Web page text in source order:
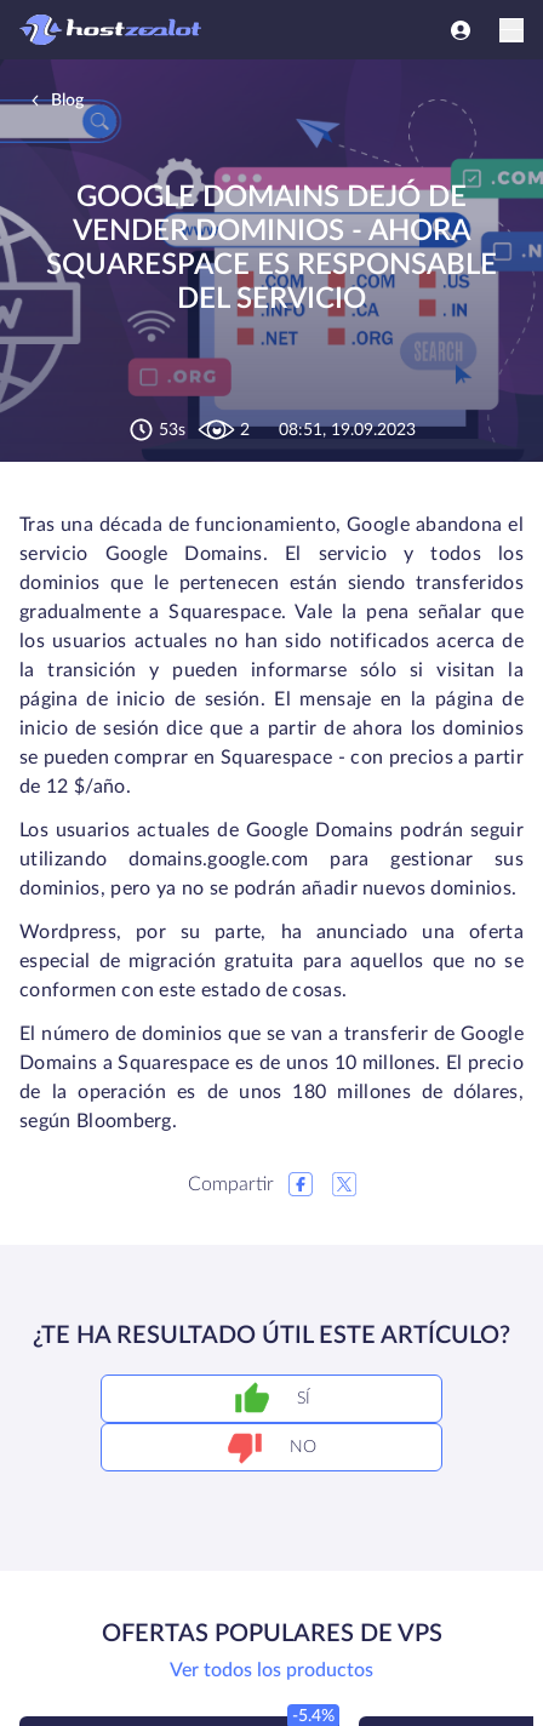
Blog
GOOGLE DOMAINS DEJÓ DE
VENDER DOMINIOS - AHORA
SQUARESPACE ES RESPONSABLE
DEL SERVICIO
53s 2 08:51, 19.09.2023
Tras una década de funcionamiento, Google abandona el
servicio Google Domains. El servicio y todos los
dominios que le pertenecen están siendo transferidos
gradualmente a Squarespace. Vale la pena señalar que
los usuarios actuales no han sido notificados acerca de
la transición y pueden informarse sólo si visitan la
página de inicio de sesión. El mensaje en la página de
inicio de sesión dice que a partir de ahora los dominios
se pueden comprar en Squarespace - con precios a partir
de 12 $/año.
Los usuarios actuales de Google Domains podrán seguir
utilizando domains.google.com para gestionar sus
dominios, pero ya no se podrán añadir nuevos dominios.
Wordpress, por su parte, ha anunciado una oferta
especial de migración gratuita para aquellos que no se
conformen con este estado de cosas.
El número de dominios que se van a transferir de Google
Domains a Squarespace es de unos 10 millones. El precio
de la operación es de unos 180 millones de dólares,
según Bloomberg.
Compartir
¿TE HA RESULTADO ÚTIL ESTE ARTÍCULO?
SÍ
NO
OFERTAS POPULARES DE VPS
Ver todos los productos
-5.4%